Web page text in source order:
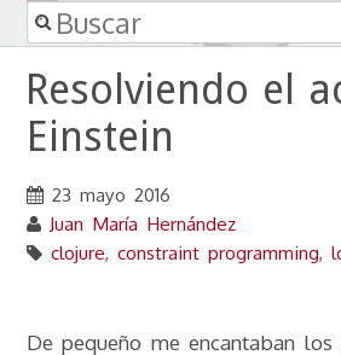
Ir al contenido
Buscar
Resolviendo el
Einstein
23 mayo 2016
Juan María Hernández
clojure,constraint programming,
De pequeño me encantaban